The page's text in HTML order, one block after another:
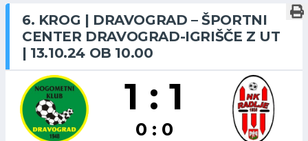
6. KROG | DRAVOGRAD – ŠPORTNI
CENTER DRAVOGRAD-IGRIŠČE Z UT
| 13.10.24 OB 10.00
1 : 1
0 : 0